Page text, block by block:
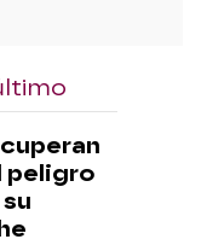
peligro